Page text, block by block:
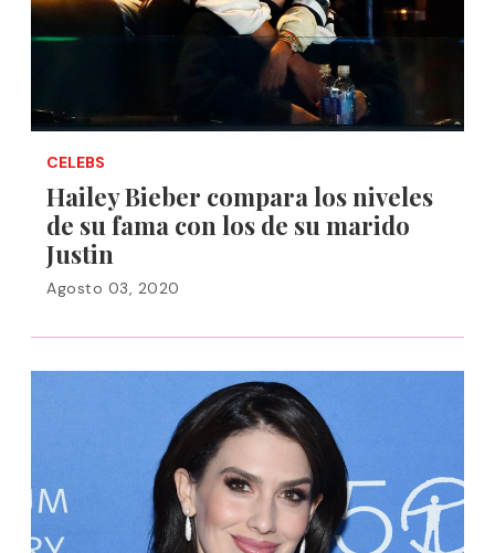
CELEBS
Hailey Bieber compara los niveles
de su fama con los de su marido
Justin
Agosto 03, 2020